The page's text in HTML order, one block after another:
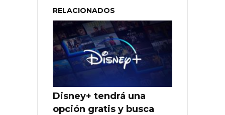
RELACIONADOS
Disney+ tendrá una
opción gratis y busca